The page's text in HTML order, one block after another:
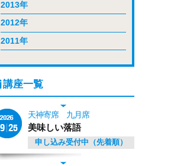
2013年
2012年
2011年
天神寄席 九月席
美味しい落語
申し込み受付中（先着順）